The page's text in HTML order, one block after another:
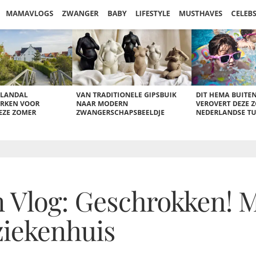
MAMAVLOGS ZWANGER BABY LIFESTYLE MUSTHAVES CELEBS
VOOR
ZOMER
VAN TRADITIONELE GIPSBUIK
NAAR MODERN
ZWANGERSCHAPSBEELDJE
DIT HEMA
VEROVERT DEZE
NEDERLANDSE
Geschrokken!